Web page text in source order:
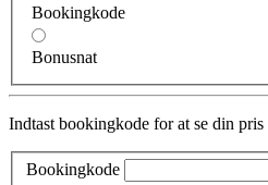
Bookingkode
Bonusnat
Indtast bookingkode for at se din pris
Bookingkode